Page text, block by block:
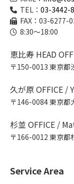
TEL： 03-3442-
FAX：03-6277-
8:30～18:00
恵比寿 HEAD
〒150-0013 東京
久が原 OFFICE /
〒146-0084 東京都
杉並 OFFICE /
〒166-0012 東京
Service Area